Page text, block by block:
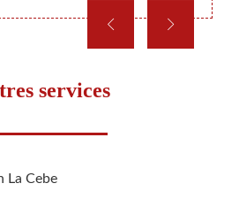
services
La Cebe